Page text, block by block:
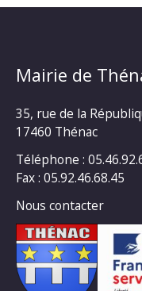
Mairie de
35, rue de la
17460 Thénac
Téléphone :
Fax : 05.92.46.68.45
Nous contacter